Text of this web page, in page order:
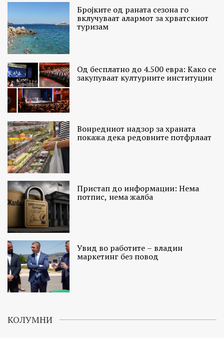
Бројките од раната сезона го
вклучуваат алармот за хрватскиот
туризам
Од бесплатно до 4.500 евра: Како се
закупуваат културните институции
Вонредниот надзор за храната
покажа дека редовните потфрлаат
Пристап до информации: Нема
потпис, нема жалба
Увид во работите – владин
маркетинг без повод
КОЛУМНИ